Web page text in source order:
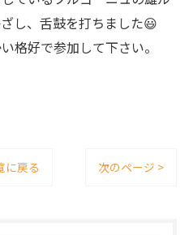
し、舌鼓を打ちました😃
格好で参加して下さい。
に戻る 次のページ >